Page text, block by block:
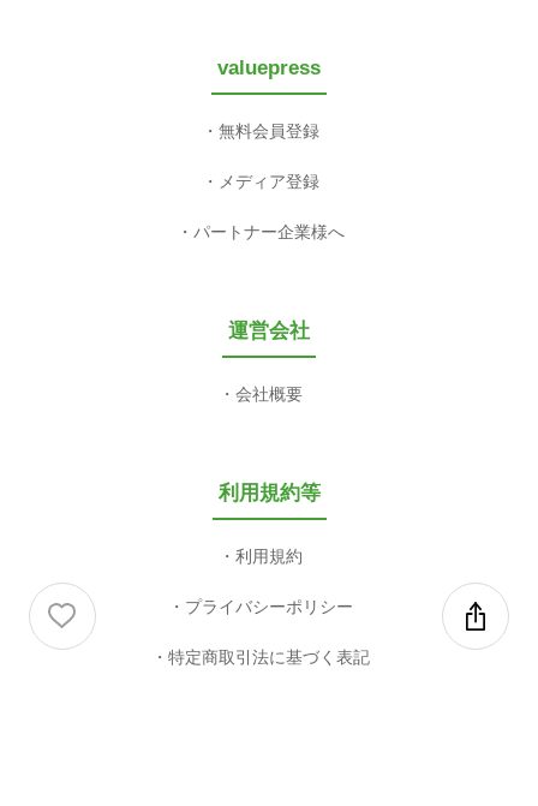
valuepress
無料会員登録
メディア登録
パートナー企業様へ
運営会社
会社概要
利用規約等
利用規約
プライバシーポリシー
特定商取引法に基づく表記